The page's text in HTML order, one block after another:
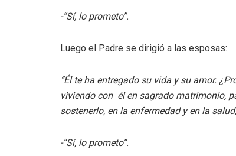
-“Sí, lo prometo”.
Luego el Padre se dirigió a las esposas:
“Él te ha entregado su vida y su amor.
viviendo con él en sagrado matrimonio,
sostenerlo, en la enfermedad y en la
-“Sí, lo prometo”.